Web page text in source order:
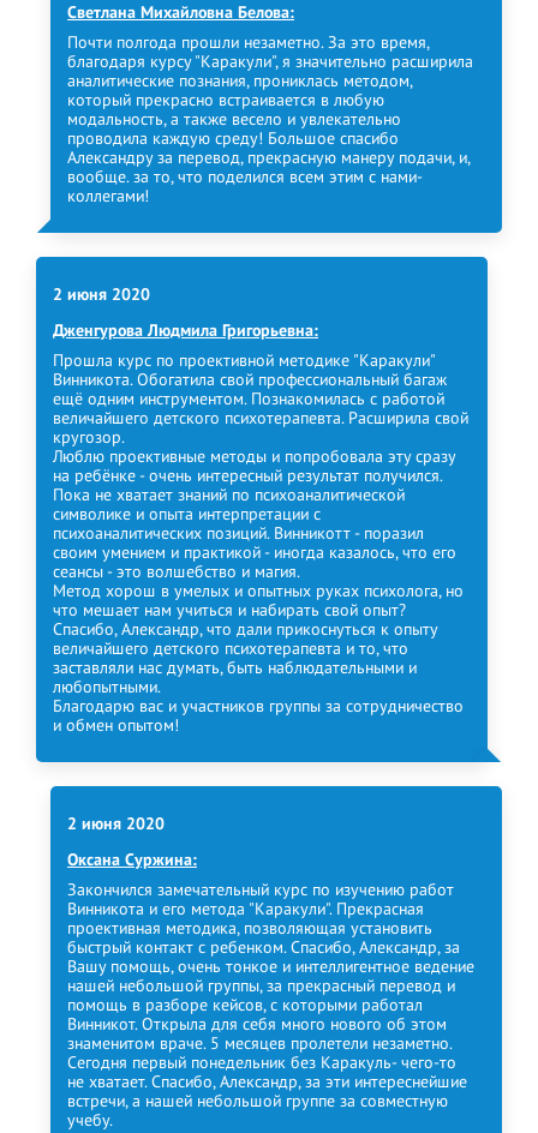
Светлана Михайловна Белова:
Почти полгода прошли незаметно. За это время,
благодаря курсу "Каракули", я значительно расширила
аналитические познания, прониклась методом,
который прекрасно встраивается в любую
модальность, а также весело и увлекательно
проводила каждую среду! Большое спасибо
Александру за перевод, прекрасную манеру подачи, и,
вообще. за то, что поделился всем этим с нами-
коллегами!
2 июня 2020
Дженгурова Людмила Григорьевна:
Прошла курс по проективной методике "Каракули"
Винникота. Обогатила свой профессиональный багаж
ещё одним инструментом. Познакомилась с работой
величайшего детского психотерапевта. Расширила свой
кругозор.
Люблю проективные методы и попробовала эту сразу
на ребёнке - очень интересный результат получился.
Пока не хватает знаний по психоаналитической
символике и опыта интерпретации с
психоаналитических позиций. Винникотт - поразил
своим умением и практикой - иногда казалось, что его
сеансы - это волшебство и магия.
Метод хорош в умелых и опытных руках психолога, но
что мешает нам учиться и набирать свой опыт?
Спасибо, Александр, что дали прикоснуться к опыту
величайшего детского психотерапевта и то, что
заставляли нас думать, быть наблюдательными и
любопытными.
Благодарю вас и участников группы за сотрудничество
и обмен опытом!
2 июня 2020
Оксана Суржина:
Закончился замечательный курс по изучению работ
Винникота и его метода "Каракули". Прекрасная
проективная методика, позволяющая установить
быстрый контакт с ребенком. Спасибо, Александр, за
Вашу помощь, очень тонкое и интеллигентное ведение
нашей небольшой группы, за прекрасный перевод и
помощь в разборе кейсов, с которыми работал
Винникот. Открыла для себя много нового об этом
знаменитом враче. 5 месяцев пролетели незаметно.
Сегодня первый понедельник без Каракуль- чего-то
не хватает. Спасибо, Александр, за эти интереснейшие
встречи, а нашей небольшой группе за совместную
учебу.